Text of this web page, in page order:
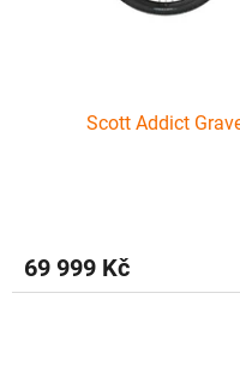
Scott Addict
69 999 Kč